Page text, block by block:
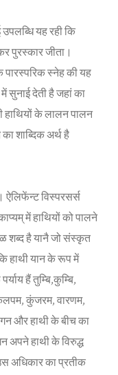
यह रही क‍ि
पुरस्‍कार जीता।
स्‍नेह की यह
सुनाई देती है जहां का
हाथ‍ियों के लालन पालन
शाब्‍द‍िक अर्थ है
ऐल‍िफेंन्‍ट व‍िस्‍परसर्स
में हाथ‍ियों को पालने
शब्‍द है यानै जो संस्‍कृत
हाथी यान के रूप में
हैं तुम्‍ब‍ि,कुम्‍ब‍ि,
कुंजरम, वारणम,
और हाथ‍ी के बीच का
अपने हाथी के व‍िरुद्ध
अध‍िकार का प्रतीक